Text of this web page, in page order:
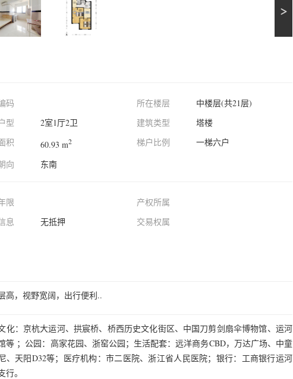
码
型
2室1厅2卫
积
60.93 m2
向 东南
所在楼层
中楼层(共21层)
建筑类型
塔楼
梯户比例
一梯六户
限
息
无抵押
产权所属
交易权属
高，视野宽阔，出行便利..
化：京杭大运河、拱宸桥、桥西历史文化街区、中国刀剪剑扇伞博物馆、运河
等 ；公园：高家花园、浙窑公园；生活配套：远洋商务CBD，万达广场、中童
、天阳D32等；医疗机构：市二医院、浙江省人民医院；银行：工商银行运河
行。